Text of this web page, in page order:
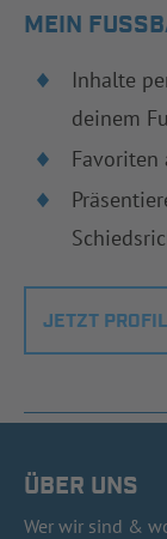
MEIN
Inhalte
deinem
Favoriten
JETZT
ÜBER UNS
Wer wir sind &